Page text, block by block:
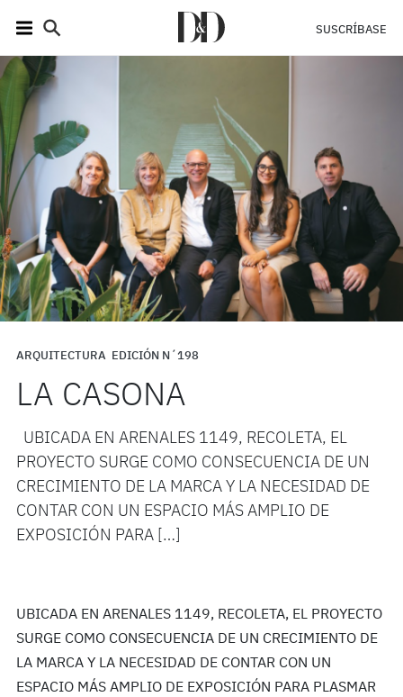
SUSCRÍBASE
ARQUITECTURA EDICIÓN N´198
LA CASONA
UBICADA EN ARENALES 1149, RECOLETA, EL
PROYECTO SURGE COMO CONSECUENCIA DE UN
CRECIMIENTO DE LA MARCA Y LA NECESIDAD DE
CONTAR CON UN ESPACIO MÁS AMPLIO DE
EXPOSICIÓN PARA […]
UBICADA EN ARENALES 1149, RECOLETA, EL PROYECTO
SURGE COMO CONSECUENCIA DE UN CRECIMIENTO DE
LA MARCA Y LA NECESIDAD DE CONTAR CON UN
ESPACIO MÁS AMPLIO DE EXPOSICIÓN PARA PLASMAR